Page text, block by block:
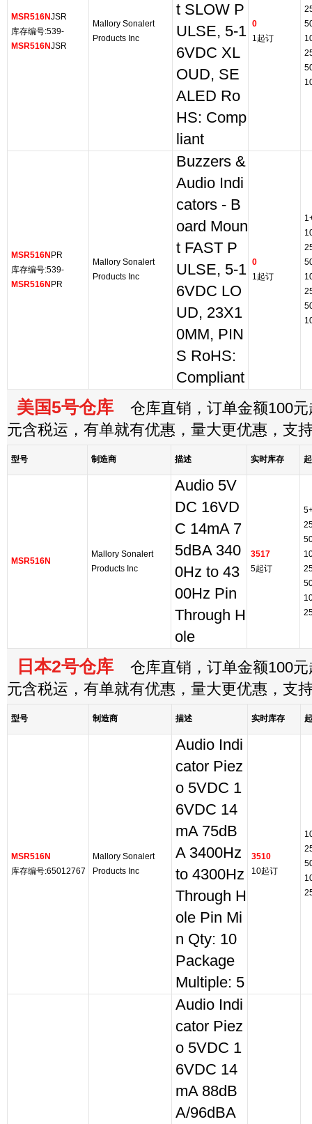
MSR516NJSR
库存编号:539-
MSR516NJSR
Mallory Sonalert
Products Inc
t SLOW P
ULSE, 5-1
6VDC XL
OUD, SE
ALED Ro
HS: Comp
liant
0
1起订
MSR516N PR
库存编号:539-
MSR516N PR
Mallory Sonalert
Products Inc
Buzzers &
Audio Indi
cators - B
oard Moun
t FAST P
ULSE, 5-1
6VDC LO
UD, 23X1
0MM, PIN
S RoHS:
Compliant
0
1起订
美国5号仓库 仓库直销，订单金额100元
元含税运，有单就有优惠，量大更优惠，支
型号 制造商 描述 实时库存
MSR516N
Mallory Sonalert
Products Inc
Audio 5V
DC 16VD
C 14mA 7
5dBA 340
0Hz to 43
00Hz Pin
Through H
ole
3517
5起订
日本2号仓库 仓库直销，订单金额100元
元含税运，有单就有优惠，量大更优惠，支
型号 制造商 描述 实时库存
MSR516N
库存编号:65012767
Mallory Sonalert
Products Inc
Audio Indi
cator Piez
o 5VDC 1
6VDC 14
mA 75dB
A 3400Hz
to 4300Hz
Through H
ole Pin Mi
n Qty: 10
Package
Multiple: 5
3510
10起订
Audio Indi
cator Piez
o 5VDC 1
6VDC 14
mA 88dB
A/96dBA